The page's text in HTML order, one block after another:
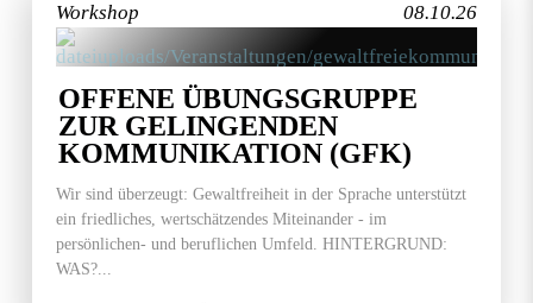
08.10.26
Workshop
OFFENE ÜBUNGSGRUPPE
ZUR GELINGENDEN
KOMMUNIKATION (GFK)
Wir sind überzeugt: Gewaltfreiheit in der Sprache unterstützt
ein friedliches, wertschätzendes Miteinander - im
persönlichen- und beruflichen Umfeld. HINTERGRUND:
WAS?...